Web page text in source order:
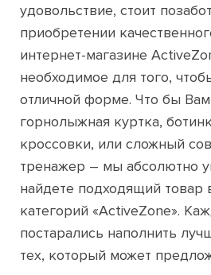
удовольствие, стоит
приобретении
интернет-магазине
необходимое для того,
отличной форме. Что бы
горнолыжная куртка,
кроссовки, или сложный
тренажер – мы абсолютно
найдете подходящий товар
категорий «ActiveZone».
постарались наполнить
тех, который может